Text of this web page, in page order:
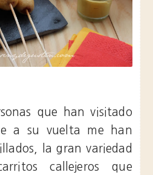
que han visitado
a su vuelta me han
la gran variedad
callejeros que